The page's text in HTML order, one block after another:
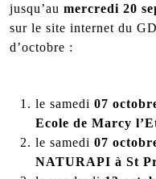
jusqu’au mercredi 20
sur le site internet du
d’octobre :
le samedi 07
Ecole de Marcy
le samedi 07
NATURAPI à St